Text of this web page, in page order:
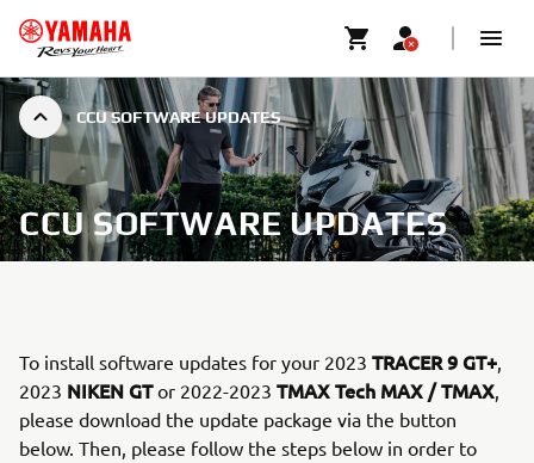
CCU SOFTWARE UPDATES
CCU SOFTWARE UPDATES
To install software updates for your 2023 TRACER 9 GT+,
2023 NIKEN GTor 2022-2023 TMAX Tech MAX / TMAX,
please download the update package via the button
below. Then, please follow the steps below in order to